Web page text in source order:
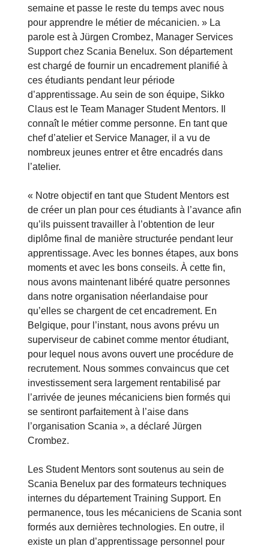
semaine et passe le reste du temps avec nous
pour apprendre le métier de mécanicien. » La
parole est à Jürgen Crombez, Manager Services
Support chez Scania Benelux. Son département
est chargé de fournir un encadrement planifié à
ces étudiants pendant leur période
d’apprentissage. Au sein de son équipe, Sikko
Claus est le Team Manager Student Mentors. Il
connaît le métier comme personne. En tant que
chef d’atelier et Service Manager, il a vu de
nombreux jeunes entrer et être encadrés dans
l’atelier.
« Notre objectif en tant que Student Mentors est
de créer un plan pour ces étudiants à l’avance afin
qu’ils puissent travailler à l’obtention de leur
diplôme final de manière structurée pendant leur
apprentissage. Avec les bonnes étapes, aux bons
moments et avec les bons conseils. À cette fin,
nous avons maintenant libéré quatre personnes
dans notre organisation néerlandaise pour
qu’elles se chargent de cet encadrement. En
Belgique, pour l’instant, nous avons prévu un
superviseur de cabinet comme mentor étudiant,
pour lequel nous avons ouvert une procédure de
recrutement. Nous sommes convaincus que cet
investissement sera largement rentabilisé par
l’arrivée de jeunes mécaniciens bien formés qui
se sentiront parfaitement à l’aise dans
l’organisation Scania », a déclaré Jürgen
Crombez.
Les Student Mentors sont soutenus au sein de
Scania Benelux par des formateurs techniques
internes du département Training Support. En
permanence, tous les mécaniciens de Scania sont
formés aux dernières technologies. En outre, il
existe un plan d’apprentissage personnel pour